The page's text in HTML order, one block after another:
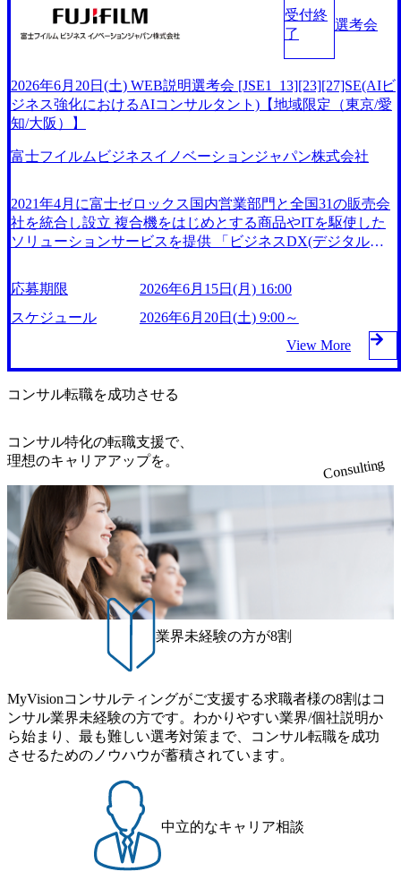
ある方 ・金融業界向けシステム開発経験/金融業特有の品質
指標・管理、ウォーターフォールプロセスの経験がある方
概要説明 ・個別面接(1～2回) - 部門紹介・業務概要説明
- 質疑応答 ※個別面接までに待ち時間が発生する場合、途中
容や課題を理解し、課題解決に向けた最適ソリューション提
案に向けて、要件定義からシステムやサービスの設計・構
築、導入、保守・運用を役割に応じて担当して頂きます。自
方を改善できたか、ダイレクトに味わえる業務です。 WEB
システムの開発、各種アプリケーションを利用したシステム
構築の経験がある方 ・お客様とのコミュニケーションを前
向きに推進できる方 ・普通自動車免許(勤務地によっては業
務上、車の運転があります。) ● 歓迎 ・ローコードツール(ki
造業向けシステム開発経験/工場設備/PLC/センターと連携し
た設備状態・生産進捗の見える化や予兆分析のシステム導
入、適切なツール/プログラミング言語/AIなどを選定して、
データ分析できる方 ・公共分野向けシステム開発経験/公共
入札に関わる業務経験/自治体など公共のお客様の業務プロ
セスに関する知見がある方 ・金融業界向けシステム開発経
験/金融業特有の品質指標・管理、ウォーターフォールプロ
術サポートの経験(生成AIまたは機械学習AI)/お客様の課題を
引き出して、業務プロセスへのAI活用を思考出来る方
受付終
了
選考会
2026年6月20日(土) WEB説明選考会 [JSE1_13][23][27]SE(AIビ
ジネス強化におけるAIコンサルタント)【地域限定（東京/愛
知/大阪）】
富士フイルムビジネスイノベーションジャパン株式会社
2021年4月に富士ゼロックス国内営業部門と全国31の販売会
社を統合し設立 複合機をはじめとする商品やITを駆使した
ソリューションサービスを提供 「ビジネスDX(デジタルト
の働き方改革を推進し、生産性向上・業務品質向上に貢献し
ている 2026年6月20日(土) 9:00～17:00予定 ※時間帯について
は確定し次第、ご連絡いたします。 ※参加可能な時間帯に
限りがある場合は、可能な限り調整をさせていただきますの
で、その旨ご連絡ください。 2026年6月15日(月) 16:00 ※定
員の関係で、上記期日よりも前に応募受付を終了させていた
だく可能性がございます ● 当日のプログラム ・企業・事業
退出も可能です。 ※プログラムは予告なく変更となる場合
がございます。 ● 業務内容 ・AIコンサルタントとして、顧
客業務を分析し、最適なAIソリューションの提案・プロジ
ェクト推進およびAIプロジェクトにおける案件獲得を担っ
ていただきます。 - AIプロジェクトにおけるコンサルテー
ション - 最適なAIソリューションの選定からお客さまプロ
ジェクト推進体制の確立および要件定義等の上流工程推進
- 各支社で対応できない高難度や大型プロジェクトの推進
支援 - 部門横断業務(事例共有会やユースケース提案、セ
ミナー対応他) ※プロジェクト毎に異なるフェーズで参画い
ただく事となります。全国からの案件問い合わせが依頼があ
り、プロジェクト単位で参画をいただきます。 WEB ※詳細
は、書類選考通過後にお知らせします ● 必須 ※以下何れか
に該当するような方 ・SIerやコンサル会社にて顧客のAIプロ
ジェクトに関わった経験がある方 ・SE、コンサルタント経
験があり、今後AI領域のコンサルティング案件に着手して
いきたい方 ※顧客対応の業界経験は問いません。当社は幅
広い業界業種の顧客と接する機会がございます。業界の専門
性をお持ちの方でも、新しい業種にチャレンジしたいという
方は歓迎致します。 ● 歓迎要件 ・顧客業務分析からソリュ
ーション選定や設計・構築迄の一気通貫のPJ経験がある方
・様々な業種業界のプロジェクトに参画経験がある方 ・AI
コンサルタントとして経験がある方 ・MS製品やAWS製品の
応募期限
2026年6月15日(月) 16:00
スケジュール
2026年6月20日(土) 9:00～
View More
コンサル転職を成功させる
コンサル特化の転職支援で、
理想のキャリアアップを。
Consulting
業界未経験の方が8割
MyVisionコンサルティングがご支援する求職者様の8割はコ
ンサル業界未経験の方です。わかりやすい業界/個社説明か
ら始まり、最も難しい選考対策まで、コンサル転職を成功
させるためのノウハウが蓄積されています。
中立的なキャリア相談